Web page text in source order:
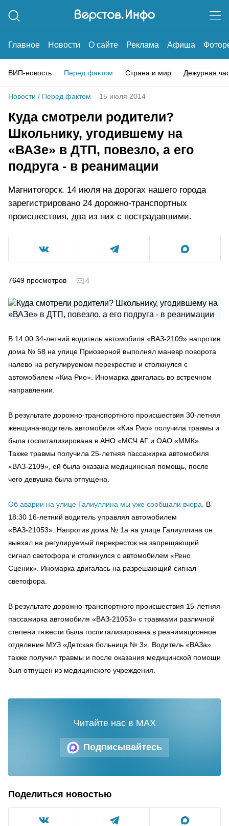
Главное Новости О сайте Реклама Афиша
ВИП-новость Перед фактом Страна и мир Дежурная
Новости / Перед фактом 15 июля 2014
Куда смотрели родители?
Школьнику, угодившему на
«ВАЗе» в ДТП, повезло, а его
подруга - в реанимации
Магнитогорск. 14 июля на дорогах нашего города
зарегистрировано 24 дорожно-транспортных
происшествия, два из них с пострадавшими.
7649 просмотров 4
В 14:00 34-летний водитель автомобиля «ВАЗ-2109» напротив
дома № 58 на улице Приозерной выполнял маневр поворота
налево на регулируемом перекрестке и столкнулся с
автомобилем «Киа Рио». Иномарка двигалась во встречном
направлении.
В результате дорожно-транспортного происшествия 30-летняя
женщина-водитель автомобиля «Киа Рио» получила травмы и
была госпитализирована в АНО «МСЧ АГ и ОАО «ММК».
Также травмы получила 25-летняя пассажирка автомобиля
«ВАЗ-2109», ей была оказана медицинская помощь, после
чего девушка была отпущена.
Об аварии на улице Галиуллина мы уже сообщали вчера . В
18:30 16-летний водитель управлял автомобилем
«ВАЗ-21053». Напротив дома № 1а на улице Галиуллина он
выехал на регулируемый перекресток на запрещающий
сигнал светофора и столкнулся с автомобилем «Рено
Сценик». Иномарка двигалась на разрешающий сигнал
светофора.
В результате дорожно-транспортного происшествия 15-летняя
пассажирка автомобиля «ВАЗ-21053» с травмами различной
степени тяжести была госпитализирована в реанимационное
отделение МУЗ «Детская больница № 3». Водитель «ВАЗа»
также получил травмы и после оказания медицинской помощи
был отпущен из медицинского учреждения.
Подписывайтесь
Читайте нас в MAX
Поделиться новостью